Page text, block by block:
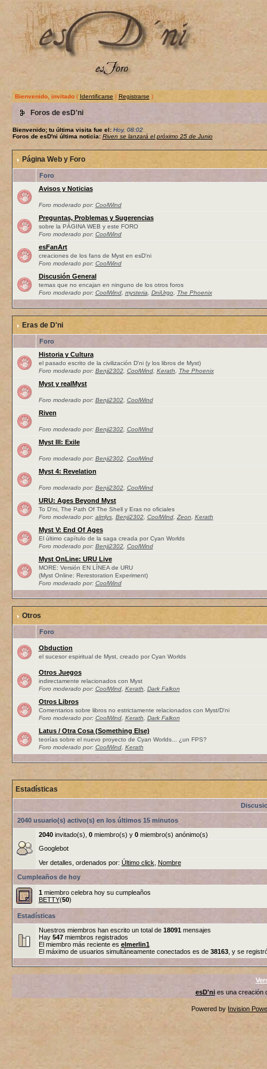
Bienvenido, invitado( Identificarse | Registrarse )
Foros de esD'ni
Bienvenido; tu última visita fue el: Hoy, 08:02
Foros de esD'ni última noticia: Riven se lanzará el próximo 25 de Junio
Página Web y Foro
Foro
Avisos y Noticias
Foro moderado por: CoolWind
Preguntas, Problemas y Sugerencias
sobre la PÁGINA WEB y este FORO
Foro moderado por: CoolWind
esFanArt
creaciones de los fans de Myst en esD'ni
Foro moderado por: CoolWind
Discusión General
temas que no encajan en ninguno de los otros foros
Foro moderado por: CoolWind, mysteria DniUrgo, The Phoenix
Eras de D'ni
Foro
Historia y Cultura
el pasado escrito de la civilización D'ni (y los libros de Myst)
Foro moderado por: Benji2302, CoolWind, Kerath The Phoenix
Myst y realMyst
Foro moderado por: Benji2302, CoolWind
Riven
Foro moderado por: Benji2302, CoolWind
Myst III: Exile
Foro moderado por: Benji2302, CoolWind
Myst 4: Revelation
Foro moderado por: Benji2302, CoolWind
URU: Ages Beyond Myst
To D'ni, The Path Of The Shell y Eras no oficiales
Foro moderado por: almlys, Benji2302, CoolWind, Zeon Kerath
Myst V: End Of Ages
El último capítulo de la saga creada por Cyan Worlds
Foro moderado por: Benji2302, CoolWind
Myst OnLine: URU Live
MORE: Versión EN LÍNEA de URU
(Myst Online: Rerestoration Experiment)
Foro moderado por: CoolWind
Otros
Foro
Obduction
el sucesor espiritual de Myst, creado por Cyan Worlds
Otros Juegos
indirectamente relacionados con Myst
Foro moderado por: CoolWind, Kerath Dark Falkon
Otros Libros
Comentarios sobre libros no estrictamente relacionados con Myst/D'ni
Foro moderado por: CoolWind, Kerath Dark Falkon
Latus / Otra Cosa (Something Else)
teorías sobre el nuevo proyecto de Cyan Worlds... ¿un FPS?
Foro moderado por: CoolWind, Kerath
Estadísticas
2040 usuario(s) activo(s) en los últimos 15 minutos
2040invitado(s), 0miembro(s) y 0miembro(s) anónimo(s)
Googlebot
Ver detalles, ordenados por: Último click
Nombre
Cumpleaños de hoy
1miembro celebra hoy su cumpleaños
BETTY(50)
Estadísticas
Nuestros miembros han escrito un total de 18091mensajes
Hay 547miembros registrados
El miembro más reciente es elmerlin1
El máximo de usuarios simultáneamente conectados es de 38163, y se
esD'nies una creación
Powered by Invision